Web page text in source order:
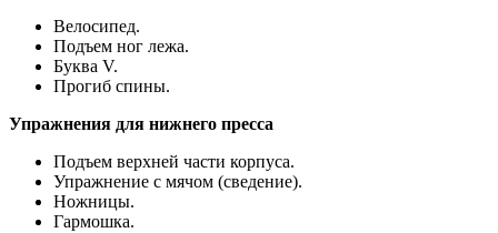
Велосипед.
Подъем ног лежа.
Буква V.
Прогиб спины.
Упражнения для нижнего пресса
Подъем верхней части корпуса.
Упражнение с мячом (сведение).
Ножницы.
Гармошка.